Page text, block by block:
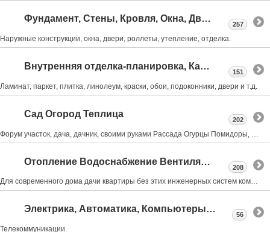
Фундамент, Стены, Кровля, Окна, Двери
Наружные конструкции, окна, двери, роллеты, утепление, отделка.
257
Внутренняя отделка-планировка, Камины, Лестницы
Ламинат, паркет, плитка, линолеум, краски, обои, подоконники, двери и т.д.
151
Сад Огород Теплица
202
Отопление Водоснабжение Вентиляция Канализация
Для современного дома дачи квартиры без этих инженерных систем комфортная жизнь не возможна
208
Электрика, Автоматика, Компьютеры, Интернет.
Телекоммуникации.
56